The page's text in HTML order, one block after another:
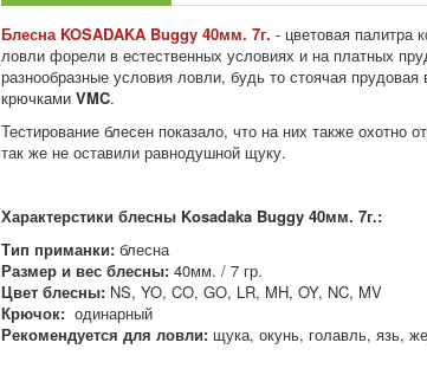
Блесна KOSADAKA Buggy 40мм. 7г. - цветовая палитра
ловли форели в естественных условиях и на платных
разнообразные условия ловли, будь то стоячая
крючками VMC.
Тестирование блесен показало, что на них также
так же не оставили равнодушной щуку.
Характерстики блесны Kosadaka Buggy 40мм. 7г.:
Тип приманки:блесна
Размер и вес блесны:40мм. / 7 гр.
Цвет блесны:NS, YO, CO, GO, LR, MH, OY, NC, MV
Крючок: одинарный
Рекомендуется для ловли:щука, окунь, голавль, язь,